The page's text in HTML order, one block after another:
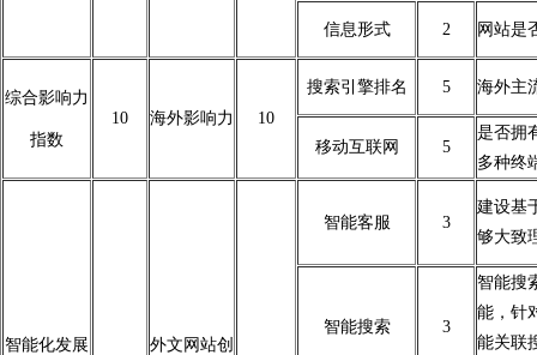
信息形式 2 网站是
综合影响力
指数
10 海外影响力 10
搜索引擎排名 5 海外主
移动互联网 5
是否拥
多种终
智能化发展 外文网站创
智能客服 3
建设基
够大致
智能搜索 3
智能搜
能，针
能关联